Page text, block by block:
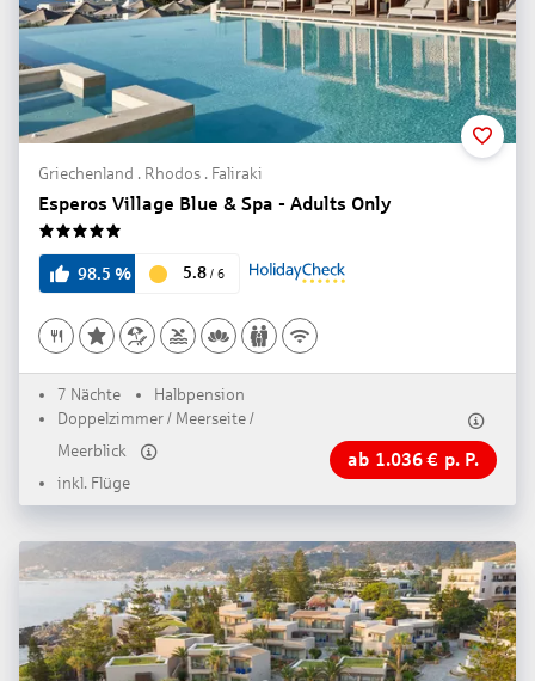
Griechenland . Rhodos . Faliraki
Esperos Village Blue & Spa - Adults Only
5
98.5 % 5.8 / 6
7 Nächte
Halbpension
Doppelzimmer / Meerseite /
Meerblick
inkl. Flüge
ab 1.036€ p. P.